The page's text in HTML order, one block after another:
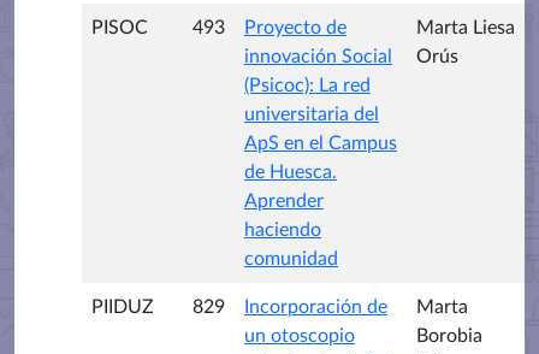
PISOC 493
Proyecto de
innovación Social
(Psicoc): La red
universitaria del
ApS en el Campus
de Huesca.
Aprender
haciendo
comunidad
Marta Liesa
Orús
PIIDUZ 829
Incorporación de
un otoscopio
Marta
Borobia